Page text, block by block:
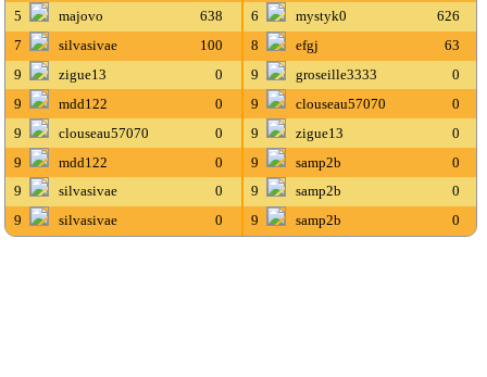
5
majovo 638 6 mystyk0
626
7
silvasivae 100 8 efgj
63
9
zigue13 0 9 groseille3333
0
9
mdd122 0 9 clouseau57070
0
9
clouseau57070 0 9 zigue13
0
9
mdd122 0 9 samp2b
0
9
silvasivae 0 9 samp2b
0
9
silvasivae 0 9 samp2b 0